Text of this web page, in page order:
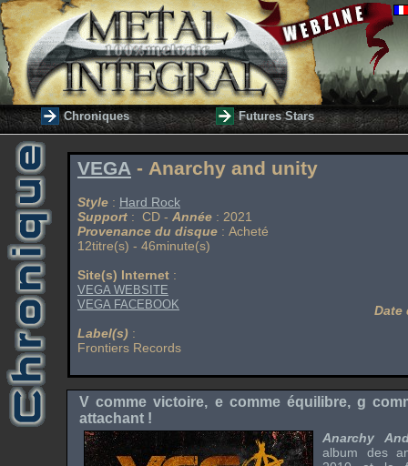
Chroniques Futures Stars
VEGA - Anarchy and unity
Style : Hard Rock
Support : CD - Année : 2021
Provenance du disque : Acheté
12titre(s) - 46minute(s)
Site(s) Internet :
VEGA WEBSITE
VEGA FACEBOOK
Label(s) :
Frontiers Records
Date
V comme victoire, e comme équilibre, g
attachant !
Anarchy
album des